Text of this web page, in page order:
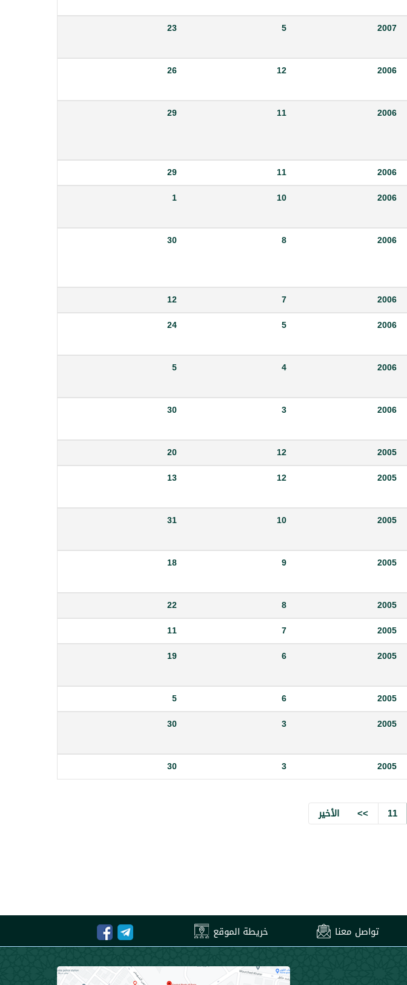
2007
5
23
2006
12
26
2006
11
29
2006
11
29
2006
10
1
2006
8
30
2006
7
12
2006
5
24
2006
4
5
2006
3
30
2005
12
20
2005
12
13
2005
10
31
2005
9
18
2005
8
22
2005
7
11
2005
6
19
2005
6
5
2005
3
30
2005
3
30
11
>> الأخير
تواصل معنا خريطة الموقع